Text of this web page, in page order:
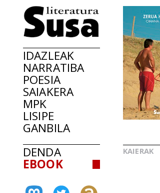
IDAZLEAK
NARRATIBA
POESIA
SAIAKERA
MPK
LISIPE
GANBILA
DENDA
EBOOK
KAIERAK